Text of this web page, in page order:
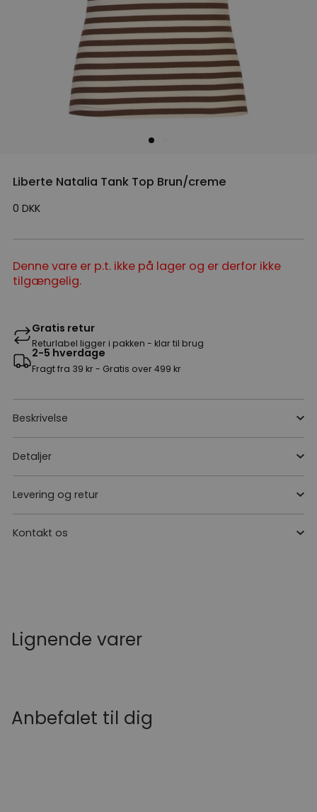
Liberte Natalia Tank Top Brun/creme
0 DKK
Denne vare er p.t. ikke på lager og er derfor ikke
tilgængelig.
Gratis retur
Returlabel ligger i pakken - klar til brug
2-5 hverdage
Fragt fra 39 kr - Gratis over 499 kr
Beskrivelse
Detaljer
Levering og retur
Kontakt os
Lignende varer
Anbefalet til dig